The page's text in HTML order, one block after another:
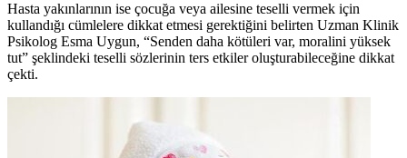
Hasta yakınlarının ise çocuğa veya ailesine teselli vermek için
kullandığı cümlelere dikkat etmesi gerektiğini belirten Uzman Klinik
Psikolog Esma Uygun, “Senden daha kötüleri var, moralini yüksek
tut” şeklindeki teselli sözlerinin ters etkiler oluşturabileceğine dikkat
çekti.